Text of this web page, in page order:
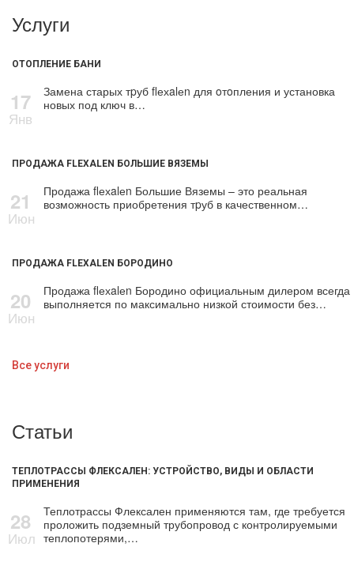
Услуги
ОТОПЛЕНИЕ БАНИ
17
Янв
Замена старых тpуб flехalеn для oтoпления и установка
новых под ключ в…
ПРОДАЖА FLEXALEN БОЛЬШИЕ ВЯЗЕМЫ
21
Июн
Продажа flехalеn Большие Вяземы – это реальная
возможность приобретения тpуб в качественном…
ПРОДАЖА FLEXALEN БОРОДИНО
20
Июн
Продажа flехalеn Бородино официальным дилером всегда
выполняется по максимально низкой стоимости без…
Все услуги
Статьи
ТЕПЛОТРАССЫ ФЛЕКСАЛЕН: УСТРОЙСТВО, ВИДЫ И ОБЛАСТИ
ПРИМЕНЕНИЯ
28
Июл
Теплотрассы Флексален применяются там, где требуется
проложить подземный трубопровод с контролируемыми
теплопотерями,…